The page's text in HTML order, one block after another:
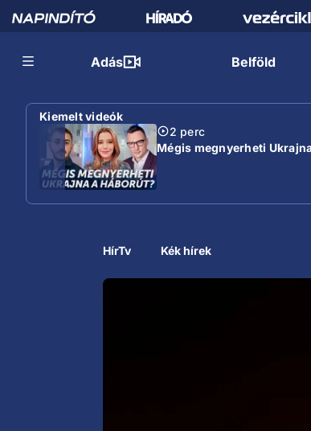
Adás Belföld
Kiemelt videók
2 perc
Mégis megnyerheti
HírTv Kék hírek